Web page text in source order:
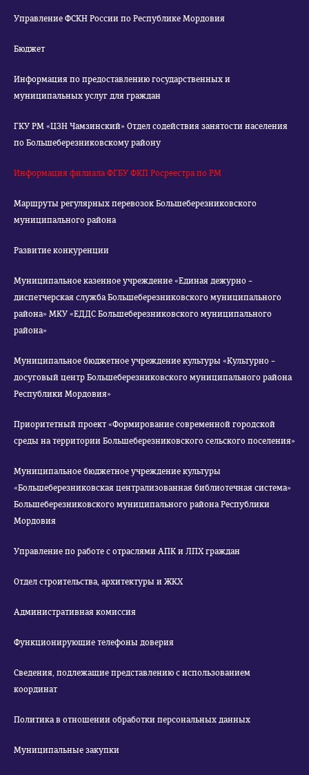
Управление ФСКН России по Республике Мордовия
Бюджет
Информация по предоставлению государственных и
муниципальных услуг для граждан
ГКУ РМ «ЦЗН Чамзинский» Отдел содействия занятости населения
по Большеберезниковскому району
Информация филиала ФГБУ ФКП Росреестра по РМ
Маршруты регулярных перевозок Большеберезниковского
муниципального района
Развитие конкуренции
Муниципальное казенное учреждение «Единая дежурно –
диспетчерская служба Большеберезниковского муниципального
района» МКУ «ЕДДС Большеберезниковского муниципального
района»
Муниципальное бюджетное учреждение культуры «Культурно –
досуговый центр Большеберезниковского муниципального района
Республики Мордовия»
Приоритетный проект «Формирование современной городской
среды на территории Большеберезниковского сельского поселения»
Муниципальное бюджетное учреждение культуры
«Большеберезниковская централизованная библиотечная система»
Большеберезниковского муниципального района Республики
Мордовия
Управление по работе с отраслями АПК и ЛПХ граждан
Отдел строительства, архитектуры и ЖКХ
Административная комиссия
Функционирующие телефоны доверия
Сведения, подлежащие представлению с использованием
координат
Политика в отношении обработки персональных данных
Муниципальные закупки